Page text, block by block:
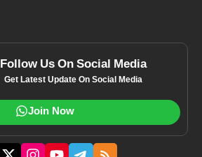
Follow Us On Social Media
Get Latest Update On Social Media
Join Now